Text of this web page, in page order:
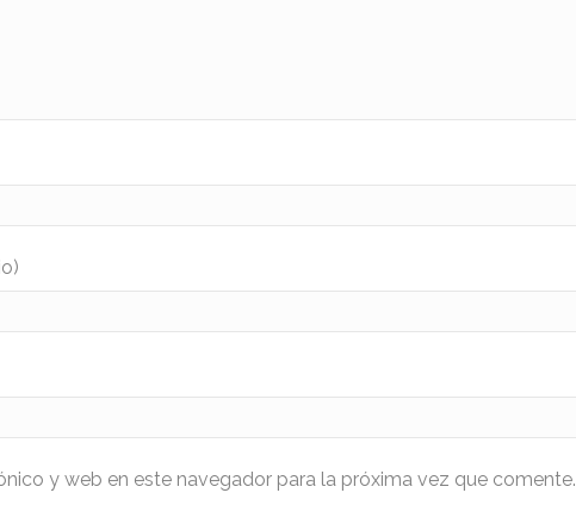
y web en este navegador para la próxima vez que comente.